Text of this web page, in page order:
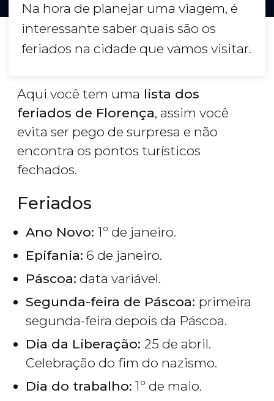
Na hora de planejar uma viagem, é
interessante saber quais são os
feriados na cidade que vamos visitar.
Aqui você tem uma lista dos
feriados de Florença, assim você
evita ser pego de surpresa e não
encontra os pontos turísticos
fechados.
Feriados
Ano Novo: 1º de janeiro.
Epifania: 6 de janeiro.
Páscoa: data variável.
Segunda-feira de Páscoa: primeira
segunda-feira depois da Páscoa.
Dia da Liberação: 25 de abril.
Celebração do fim do nazismo.
Dia do trabalho: 1º de maio.